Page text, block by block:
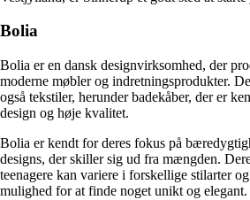
Bolia
Bolia er en dansk designvirksomhed, der
moderne møbler og indretningsprodukter.
også tekstiler, herunder badekåber, der er
design og høje kvalitet.
Bolia er kendt for deres fokus på
designs, der skiller sig ud fra mængden.
teenagere kan variere i forskellige stilarter
mulighed for at finde noget unikt og elegant.